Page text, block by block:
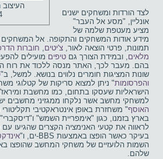
לצד הורדות ומשחקים ישנים
אונליין, "מסע אל העבר"
מציע מעטפת שלמה של
מידע אודות המשחקים והתקופה. אל המשחקים
תמונות, פרטי הוצאה לאור,צ'יטים, חוברות
מלאים, ובמידת הצורך גםטיפים מועילים
בהם. מעבר לכך, האתר מנסה ללכוד את רוח
שונות המציגות חומרים נלווים בנושא. למשל, ב"
והפרסומות" ניתן למצוא סריקות של קטלוגי
הישראליות שעסקו בתחום, כמו מחשבת
למשחקי מחשב אשר נלקחו ממגזיני מחשבים
האוסף" משחזרת באופן אינטראקטיבי
בארץ בזמנו, כגון "אימפריית השמש"
לראווה את קטעי האנימציה הקצרים שהגיעו
בעיקר כאשר הופצו באמצעות BBS-ים, ו"
השמות הלועזיים של משחקי המחשב שהופצו
שלהם.